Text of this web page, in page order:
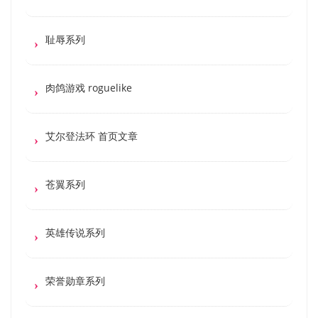
耻辱系列
肉鸽游戏 roguelike
艾尔登法环 首页文章
苍翼系列
英雄传说系列
荣誉勋章系列